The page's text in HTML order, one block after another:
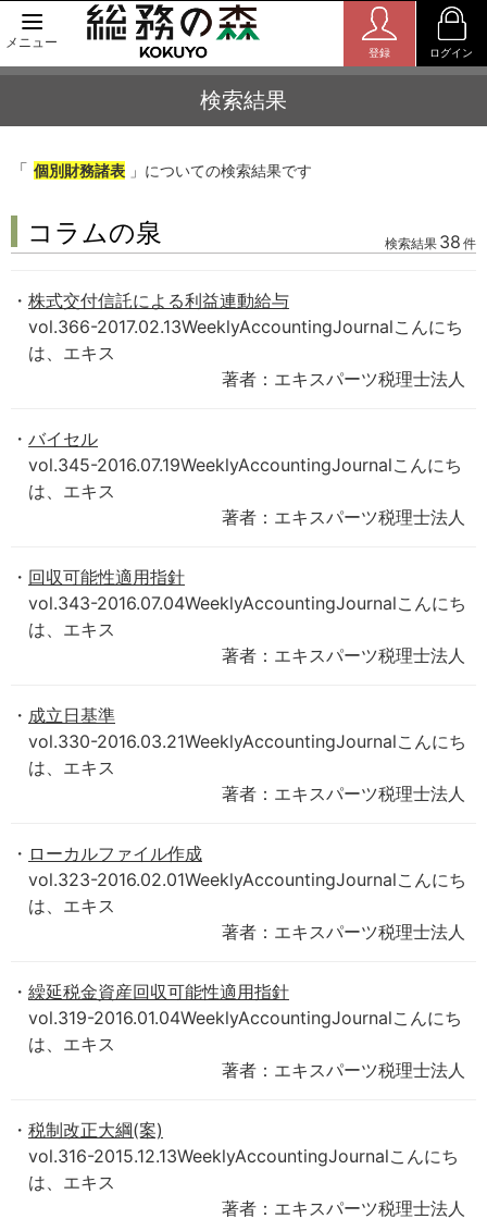
メニュー
登録 ログイン
検索結果
「 個別財務諸表 」についての検索結果です
コラムの泉 検索結果 38 件
株式交付信託による利益連動給与
vol.366-2017.02.13WeeklyAccountingJournalこんにち
は、エキス
著者：エキスパーツ税理士法人
バイセル
vol.345-2016.07.19WeeklyAccountingJournalこんにち
は、エキス
著者：エキスパーツ税理士法人
回収可能性適用指針
vol.343-2016.07.04WeeklyAccountingJournalこんにち
は、エキス
著者：エキスパーツ税理士法人
成立日基準
vol.330-2016.03.21WeeklyAccountingJournalこんにち
は、エキス
著者：エキスパーツ税理士法人
ローカルファイル作成
vol.323-2016.02.01WeeklyAccountingJournalこんにち
は、エキス
著者：エキスパーツ税理士法人
繰延税金資産回収可能性適用指針
vol.319-2016.01.04WeeklyAccountingJournalこんにち
は、エキス
著者：エキスパーツ税理士法人
税制改正大綱(案)
vol.316-2015.12.13WeeklyAccountingJournalこんにち
は、エキス
著者：エキスパーツ税理士法人